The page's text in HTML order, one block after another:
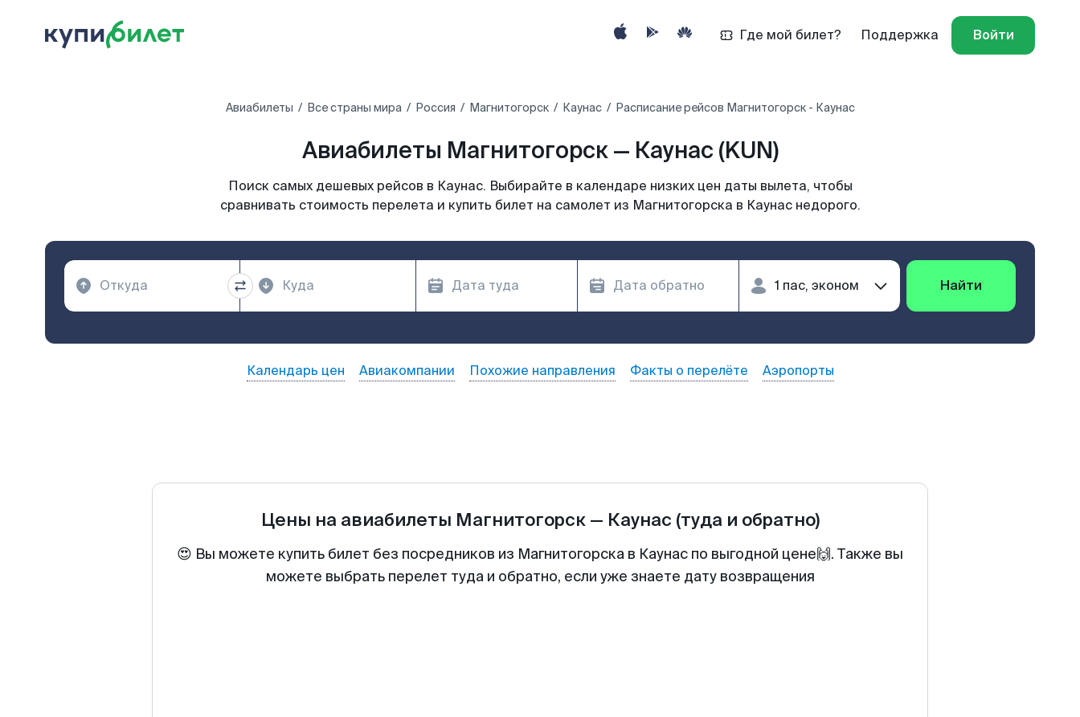
Где мой билет? Поддержка Войти
Авиабилеты Все страны мира Россия Магнитогорск Каунас Расписание рейсов Магнитогорск - Каунас
Авиабилеты Магнитогорск — Каунас (KUN)
Поиск самых дешевых рейсов в Каунас. Выбирайте в календаре низких цен даты вылета, чтобы
сравнивать стоимость перелета и купить билет на самолет из Магнитогорска в Каунас недорого.
Найти
Календарь цен Авиакомпании Похожие направления Факты о перелёте Аэропорты
Цены на авиабилеты Магнитогорск— Каунас (туда и обратно)
😍 Вы можете купить билет без посредников из Магнитогорска в Каунас по выгодной цене🙌. Также вы
можете выбрать перелет туда и обратно, если уже знаете дату возвращения